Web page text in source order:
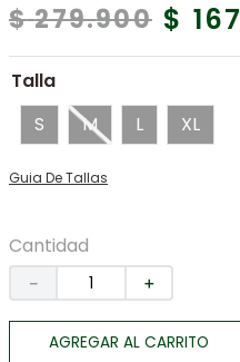
$ 279.900 $ 167
Talla
S
M L XL
Guia De Tallas
Cantidad
＋
－
AGREGAR AL CARRITO
6.
morral
7.
tenis
8.
botas
9.
tarjetero
10. lino